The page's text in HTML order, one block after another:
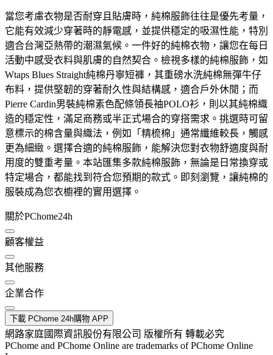
當您考慮衣物是否耐穿且貼膚時，純棉服飾往往是優先考量，
它能有效減少穿著時的靜電感，並提供穩定的吸濕性能，特別
適合台灣亞熱帶的潮濕氣候。一件好的純棉衣物，讓您在每日
活動中感受衣料與肌膚的自然契合。檢視多樣的純棉服飾，如
Wtaps Blues Straight純棉丹寧短褲，其重磅水洗純棉無彈牛仔
布料，提供堅韌的穿著耐久性與結構感，適合戶外休閒；而
Pierre Cardin男裝純棉素色配條領長袖POLO衫，則以其純棉織
造的穩定性，滿足商務或半正式場合的穿搭需求。挑選時可留
意標示的棉含量與織法，例如「精梳棉」通常纖維較長，觸感
更為細緻。選擇合適的純棉服飾，能解決您對衣物舒適度與耐
用度的雙重考量。本站匯集多款純棉服飾，無論是日常換穿或
特定場合，都能找到符合您預期的款式。即刻瀏覽，讓純棉的
服裝成為您衣櫥裡的實用選擇。
關於PChome24h
顧客權益
其他服務
企業合作
下載 PChome 24h購物 APP
網路家庭國際資訊股份有限公司 版權所有 轉載必究
PChome and PChome Online are trademarks of PChome Online